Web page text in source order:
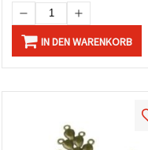
IN DEN WARENKORB